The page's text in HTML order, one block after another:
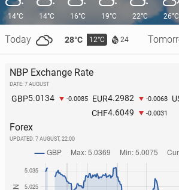
14°C
Today 28°C 12°C 24
14°C 16°C 19°C 22°C 26°C
NBP Exchange Rate
DATE: 7 AUGUST
GBP5.0134 -0.0085 EUR4.2982 -0.0068
CHF4.6049 -0.0031
Forex
UPDATED: 7 AUGUST, 22:00